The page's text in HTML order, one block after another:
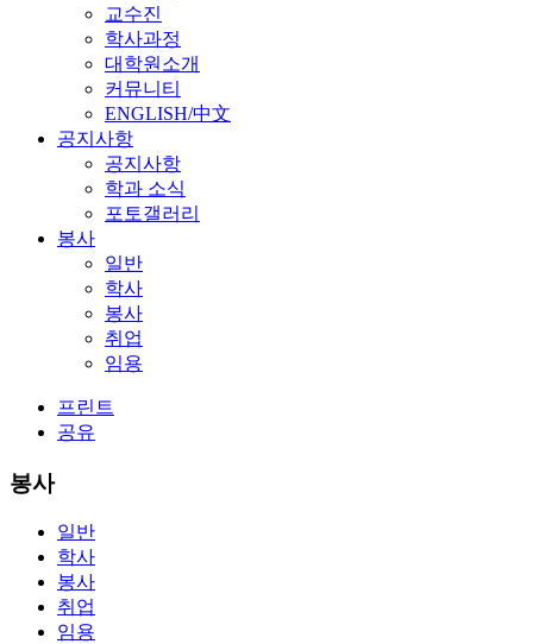
교수진
학사과정
대학원소개
커뮤니티
ENGLISH/中文
공지사항
공지사항
학과 소식
포토갤러리
봉사
일반
학사
봉사
취업
임용
프린트
공유
봉사
일반
학사
봉사
취업
임용